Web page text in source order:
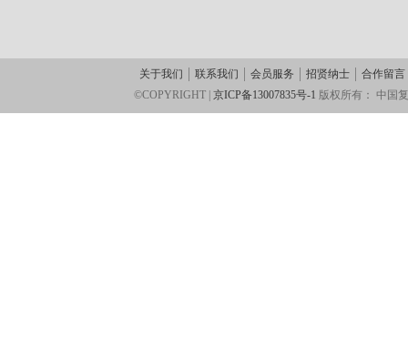
关于我们 联系我们 会员服务 招贤纳士
合作留言
©COPYRIGHT | 京ICP备13007835号-1 版权所有： 中国